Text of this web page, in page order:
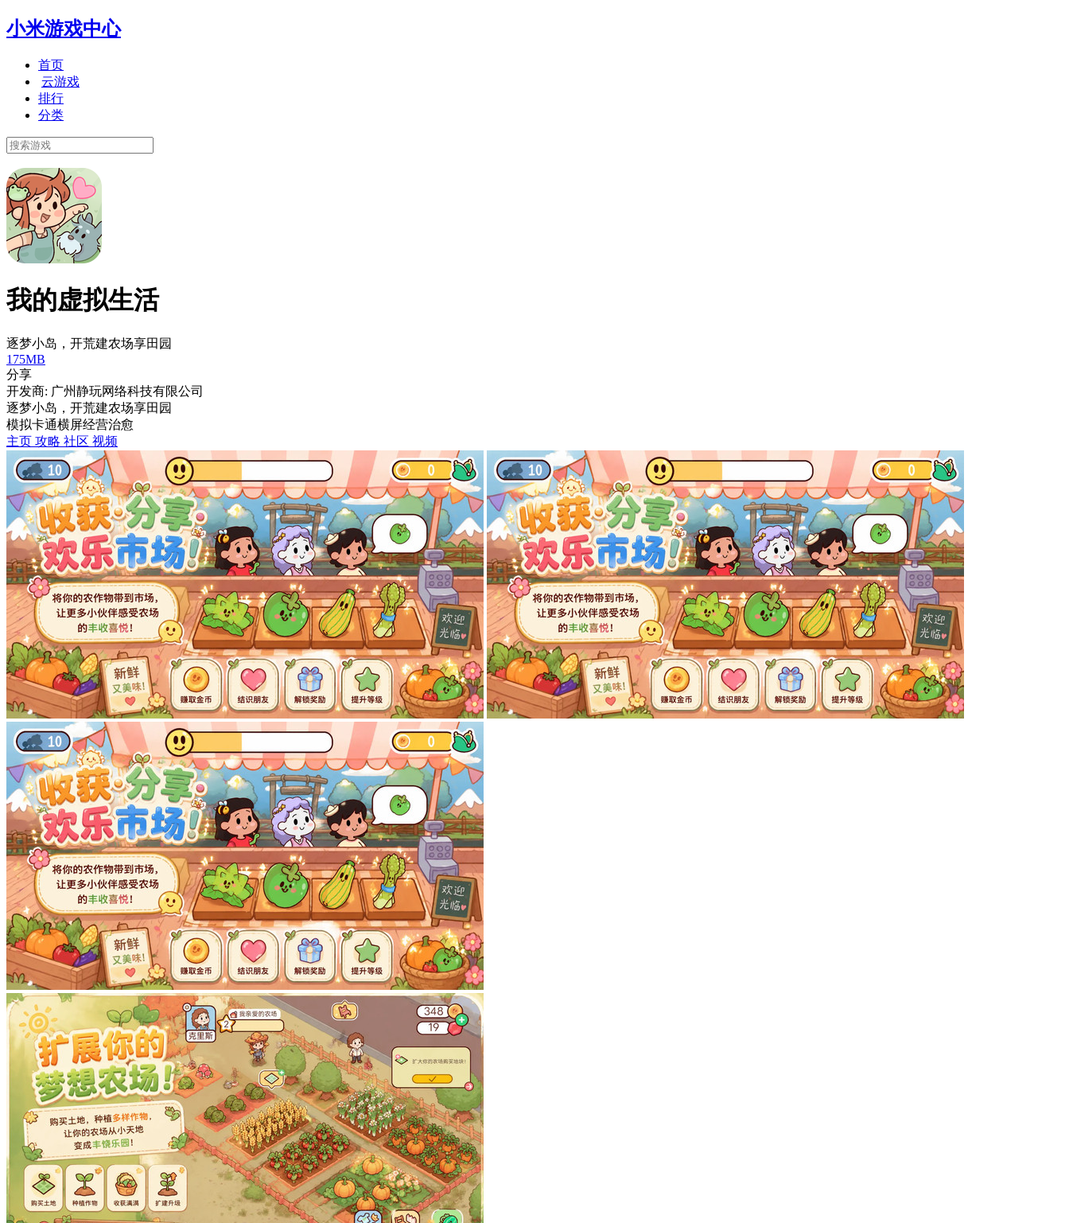
小米游戏中心
首页
云游戏
排行
分类
我的虚拟生活
逐梦小岛，开荒建农场享田园
175MB
分享
开发商: 广州静玩网络科技有限公司
逐梦小岛，开荒建农场享田园
模拟卡通横屏经营治愈
主页 攻略 社区 视频